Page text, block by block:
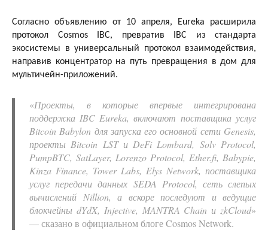
Согласно объявлению от 10 апреля, Eureka расширила
протокол Cosmos IBC, превратив IBC из стандарта
экосистемы в универсальный протокол взаимодействия,
направив концентратор на путь превращения в дом для
мультичейн-приложений.
«Проекты, в которые впервые интегрирована
поддержка IBC Eureka, включают поставщика услуг
Bitcoin Babylon для запуска его основной сети Genesis,
проекты Bitcoin LST и DeFi Lombard, Solv Protocol,
PumpBTC, SatLayer, Lorenzo Protocol, Ether.fi, Babypie,
Kinza Finance, Tower Labs, Elys Network, поставщика
услуг передачи данных SEDA Protocol, сеть слепых
вычислений Nillion, а вскоре последуют и ведущие
блокчейны dYdX, Injective, MANTRA Chain и zkCloud»
— сказано в официальном блоге Cosmos Network.